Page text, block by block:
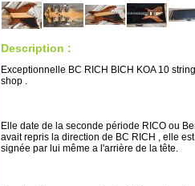
Description :
Exceptionnelle BC RICH BICH KOA 10
shop .
Elle date de la seconde période RICO ou
avait repris la direction de BC RICH , elle
signée par lui même a l'arrière de la tête.